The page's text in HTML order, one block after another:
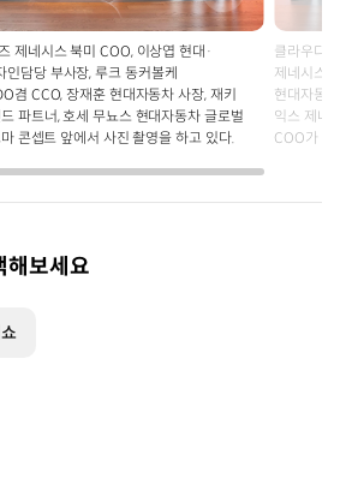
전체
화면
제네시스 북미 COO, 이상엽 현대·
인담당 부사장, 루크 동커볼케
겸 CCO, 장재훈 현대자동차 사장, 재키
파트너, 호세 무뇨스 현대자동차 글로벌
콘셉트 앞에서 사진 촬영을 하고 있다.
클라우디아
제네시스글
현대자동차
익스 제네
COO가
해보세요